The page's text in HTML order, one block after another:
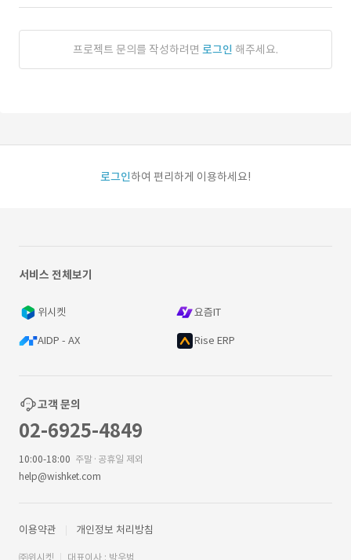
프로젝트 문의를 작성하려면 로그인 해주세요.
로그인하여 편리하게 이용하세요!
서비스 전체보기
위시켓 요즘IT
AIDP - AX Rise ERP
고객 문의
02-6925-4849
10:00-18:00 주말·공휴일 제외
help@wishket.com
이용약관 개인정보 처리방침
㈜위시켓 대표이사 : 박우범